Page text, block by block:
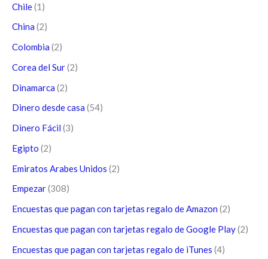
Chile(1)
China (2)
Colombia (2)
Corea del Sur(2)
Dinamarca (2)
Dinero desde casa (54)
Dinero Fácil (3)
Egipto (2)
Emiratos Arabes Unidos (2)
Empezar(308)
Encuestas que pagan con tarjetas regalo de Amazon (2)
Encuestas que pagan con tarjetas regalo de Google Play(2)
Encuestas que pagan con tarjetas regalo de iTunes (4)